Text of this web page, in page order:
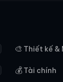
🎨 Thiết kế &
💰Tài chính